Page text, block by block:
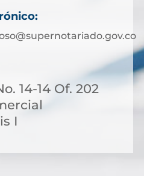
14-14 Of. 202
I